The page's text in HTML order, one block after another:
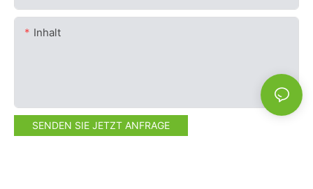
Inhalt
SENDEN SIE JETZT ANFRAGE